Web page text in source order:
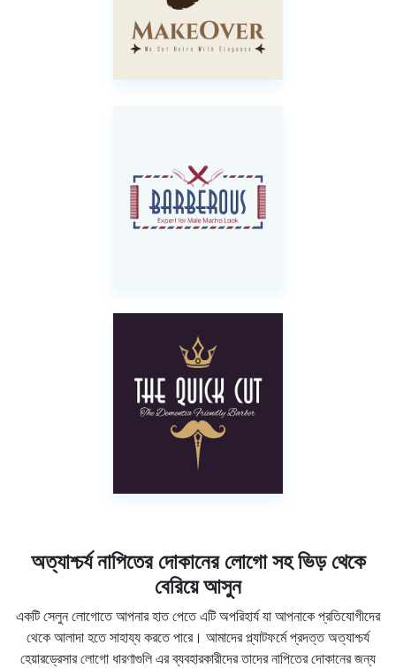
অত্যাশ্চর্য নাপিতের দোকানের লোগো সহ ভিড় থেকে
বেরিয়ে আসুন
একটি সেলুন লোগোতে আপনার হাত পেতে এটি অপরিহার্য যা আপনাকে প্রতিযোগীদের
থেকে আলাদা হতে সাহায্য করতে পারে। আমাদের প্ল্যাটফর্মে প্রদত্ত অত্যাশ্চর্য
হেয়ারড্রেসার লোগো ধারণাগুলি এর ব্যবহারকারীদের তাদের নাপিতের দোকানের জন্য